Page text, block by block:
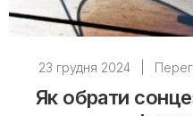
23 грудня 2024
Як обрати